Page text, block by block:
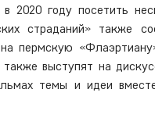
2020 году посетить
страданий» также
пермскую
выступят на
темы и идеи